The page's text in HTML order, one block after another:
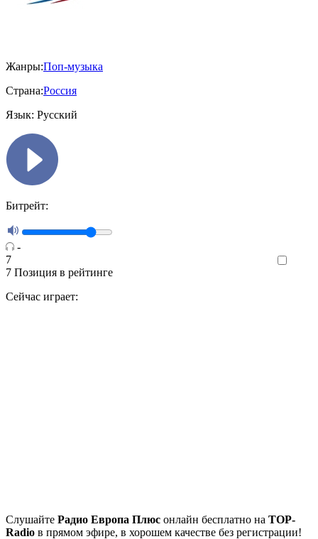
Жанры:Поп-музыка
Страна:Россия
Язык: Русский
Битрейт:
-
7
7 Позиция в рейтинге
Сейчас играет:
Cлушайте Радио Европа Плюс онлайн бесплатно на TOP-
Radio в прямом эфире, в хорошем качестве без регистрации!